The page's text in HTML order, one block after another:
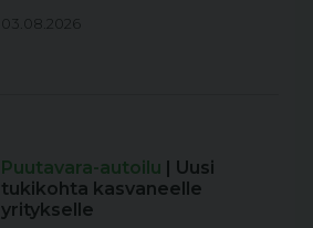
03.08.2026
Puutavara-autoilu
| Uusi
tukikohta kasvaneelle
yritykselle